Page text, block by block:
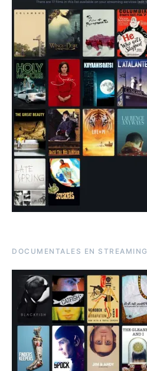
DOCUMENTALES EN STREAMING